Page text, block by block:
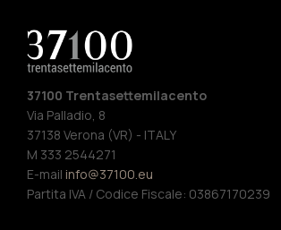
37100 Trentasettemilacento
Via Palladio, 8
37138 Verona (VR) - ITALY
M 333 2544271
E-mail info@37100.eu
Partita IVA / Codice Fiscale: 03867170239